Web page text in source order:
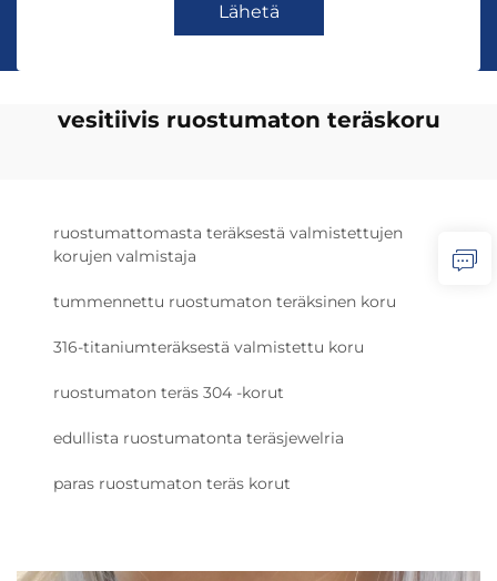
Lähetä
vesitiivis ruostumaton teräskoru
ruostumattomasta teräksestä valmistettujen
korujen valmistaja
tummennettu ruostumaton teräksinen koru
316-titaniumteräksestä valmistettu koru
ruostumaton teräs 304 -korut
edullista ruostumatonta teräsjewelria
paras ruostumaton teräs korut